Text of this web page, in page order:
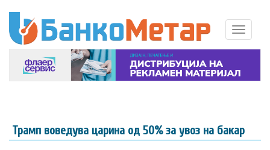
Трамп воведува царина од 50% за увоз на бакар